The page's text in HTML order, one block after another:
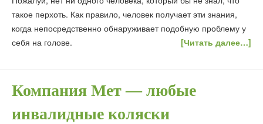
такое перхоть. Как правило, человек получает эти знания,
когда непосредственно обнаруживает подобную проблему у
себя на голове.
[Читать далее…]
Компания Мет — любые
инвалидные коляски